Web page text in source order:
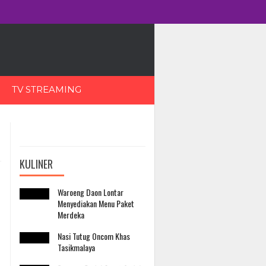
TV STREAMING
KULINER
Waroeng Daon Lontar
Menyediakan Menu Paket
Merdeka
Nasi Tutug Oncom Khas
Tasikmalaya